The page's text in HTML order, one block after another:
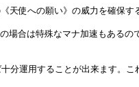
天使への願い》の威力を確保す
場合は特殊なマナ加速もある
分運用することが出来ます。